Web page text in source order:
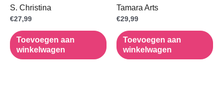
S. Christina
€27,99
Toevoegen aan
winkelwagen
Tamara Arts
€29,99
Toevoegen aan
winkelwagen